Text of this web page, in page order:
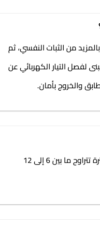
من الثبات النفسي، ثم
لفصل التيار الكهربائي عن
والخروج بأمان.
يتم تغيير حبال المصعد في فترة تتراوح ما بين 6 إلى 12